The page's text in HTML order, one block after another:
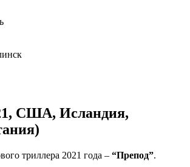
США, Исландия,
триллера 2021 года – “Препод”.